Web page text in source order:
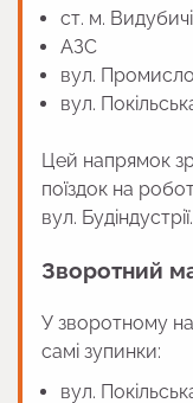
ст. м. Видубичі
АЗС
вул.
вул.
Цей напрямок
поїздок на
вул. Будіндустрії.
Зворотний
У зворотному
самі зупинки:
вул.